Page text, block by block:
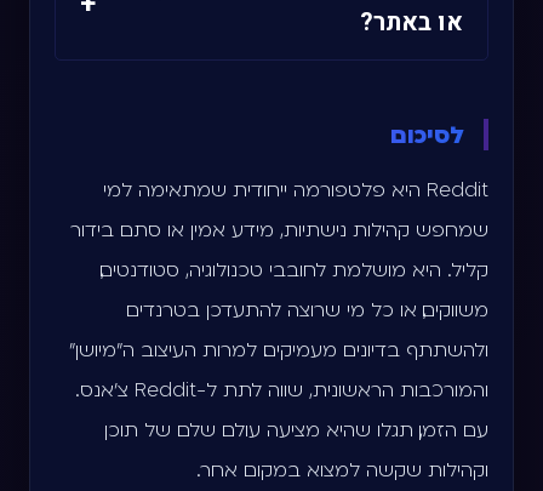
בסאב-רדיטים ישראליים.
ואת איכות הדיונים. סאב-רדיטים עם כללים
או באתר?
האישית שלכם.
לסיכום
Reddit היא פלטפורמה ייחודית שמתאימה למי
שמחפש קהילות נישתיות, מידע אמין או סתם בידור
קליל. היא מושלמת לחובבי טכנולוגיה, סטודנטים,
משווקים, או כל מי שרוצה להתעדכן בטרנדים
ולהשתתף בדיונים מעמיקים. למרות העיצוב ה"מיושן"
והמורכבות הראשונית, שווה לתת ל-Reddit צ'אנס.
עם הזמן, תגלו שהיא מציעה עולם שלם של תוכן
וקהילות שקשה למצוא במקום אחר.